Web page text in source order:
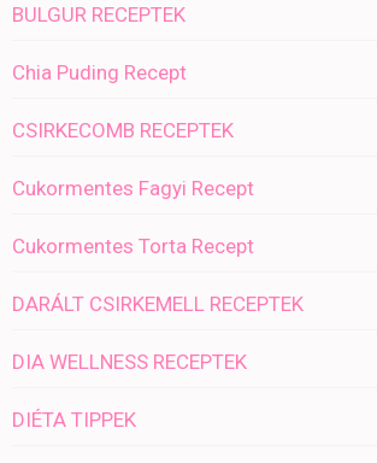
BULGUR RECEPTEK
Chia Puding Recept
CSIRKECOMB RECEPTEK
Cukormentes Fagyi Recept
Cukormentes Torta Recept
DARÁLT CSIRKEMELL RECEPTEK
DIA WELLNESS RECEPTEK
DIÉTA TIPPEK